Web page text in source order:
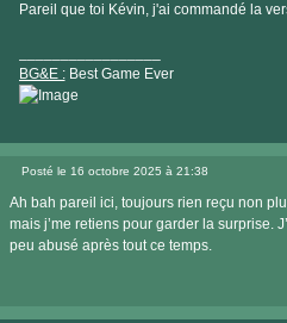
Pareil que toi Kévin, j'ai commandé la
BG&E :Best Game Ever
Visiter
le
internet
Posté le 16 octobre 2025 à 21:38
Ah bah pareil ici, toujours rien reçu non
mais j’me retiens pour garder la surprise.
peu abusé après tout ce temps.